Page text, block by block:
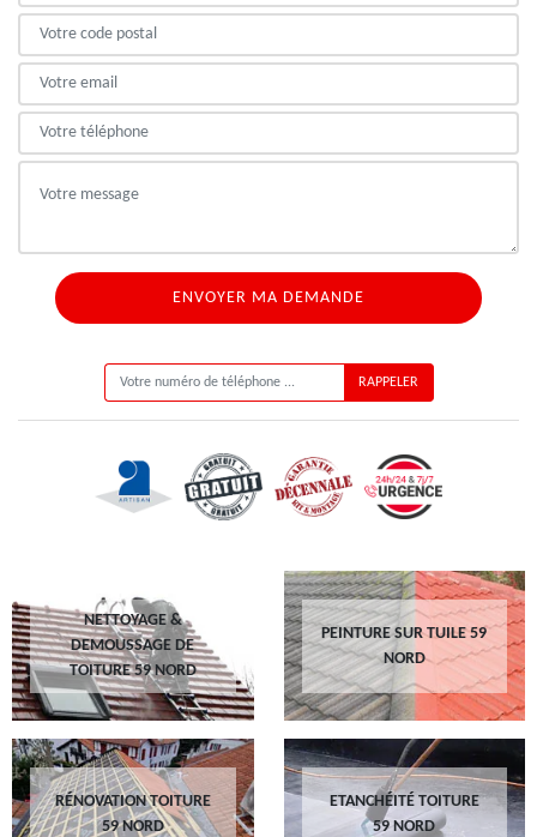
NETTOYAGE &
DEMOUSSAGE DE
TOITURE 59 NORD
PEINTURE SUR TUILE 59
NORD
RÉNOVATION TOITURE
59 NORD
ETANCHÉITÉ TOITURE
59 NORD